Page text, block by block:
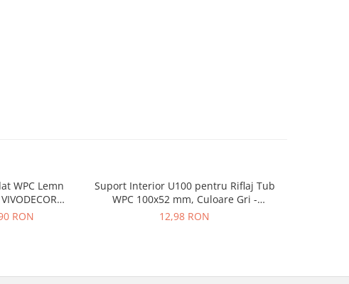
WPC Lemn
2.9 m
RON
Suport Interior U100 pentru Riflaj Tub
WPC 100x52 mm, Culoare Gri -
VIVODECOR
12,98 RON